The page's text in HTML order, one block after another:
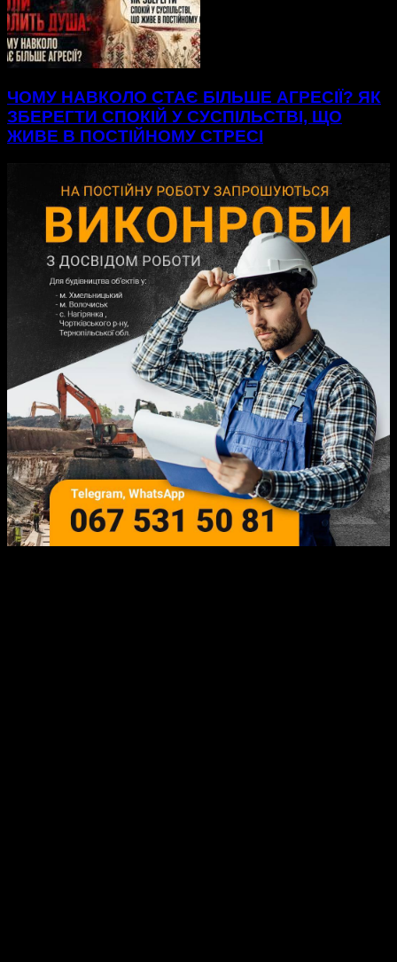
ЧОМУ НАВКОЛО СТАЄ БІЛЬШЕ АГРЕСІЇ? ЯК
ЗБЕРЕГТИ СПОКІЙ У СУСПІЛЬСТВІ, ЩО
ЖИВЕ В ПОСТІЙНОМУ СТРЕСІ